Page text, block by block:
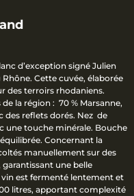
d’exception signé Julien
Cette cuvée, élaborée
des terroirs rhodaniens.
la région : 70 % Marsanne,
des reflets dorés. Nez de
une touche minérale. Bouche
Concernant la
manuellement sur des
garantissant une belle
vin est fermenté lentement et
litres, apportant complexité